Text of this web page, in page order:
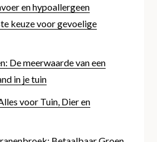
en hypoallergeen
keuze voor gevoelige
De meerwaarde van een
in je tuin
voor Tuin, Dier en